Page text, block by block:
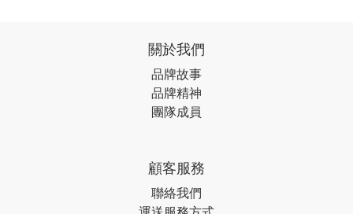
關於我們
品牌故事
品牌精神
團隊成員
顧客服務
聯絡我們